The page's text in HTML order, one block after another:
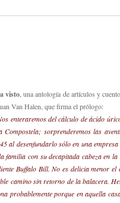
visto , una antología de artículos y
Van Halen, que firma el prólogo:
enteraremos del cálculo de ácido
sorprenderemos las
al desenfundarlo sólo en una
con su decapitada cabeza en
Buffalo Bill. No es delicia menor el
camino sin retorno de la balacera.
probablemente porque en aquella